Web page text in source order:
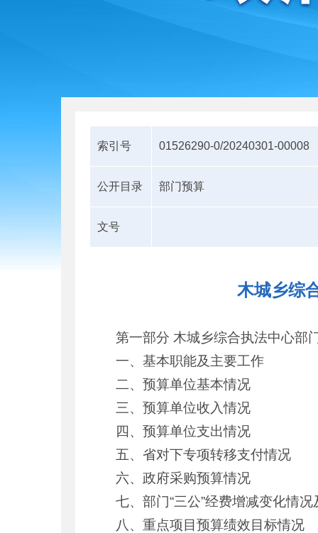
索引号 01526290-0/20240301-00008
公开目录 部门预算
文号
木城乡综
第一部分 木城乡综合执法中心部
一、基本职能及主要工作
二、预算单位基本情况
三、预算单位收入情况
四、预算单位支出情况
五、省对下专项转移支付情况
六、政府采购预算情况
七、部门“三公”经费增减变化情
八、重点项目预算绩效目标情况